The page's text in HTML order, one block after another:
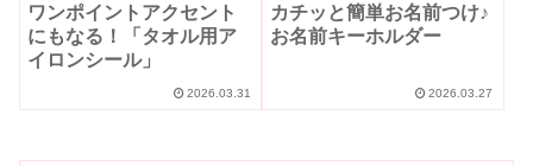
ワンポイントアクセント
にもなる！「タオル用ア
イロンシール」
2026.03.31
カチッと簡単お名前つけ♪
お名前キーホルダー
2026.03.27